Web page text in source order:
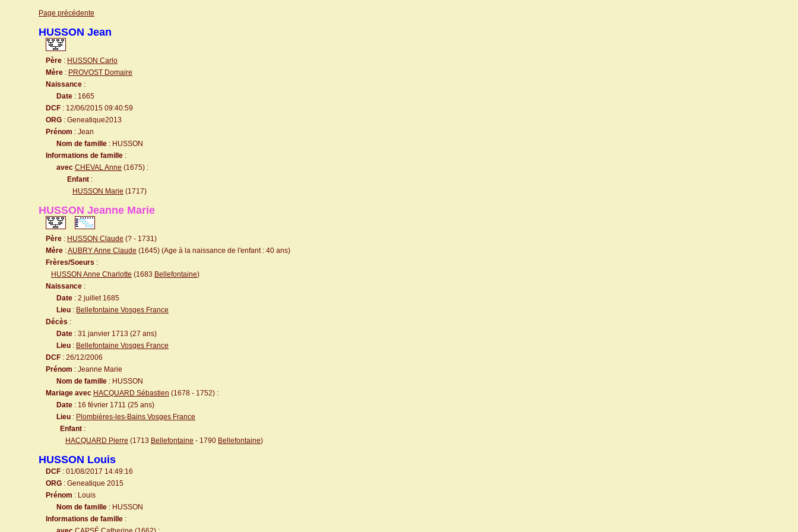
Page précédente
HUSSON Jean
Père : HUSSON Carlo
Mère : PROVOST Domaire
Naissance :
Date : 1665
DCF : 12/06/2015 09:40:59
ORG : Geneatique2013
Prénom : Jean
Nom de famille : HUSSON
Informations de famille :
avec CHEVAL Anne (1675) :
Enfant :
HUSSON Marie (1717)
HUSSON Jeanne Marie
Père : HUSSON Claude (? - 1731)
Mère :AUBRY Anne Claude (1645) (Age à la naissance de l'enfant : 40 ans)
Frères/Soeurs :
HUSSON Anne Charlotte (1683 Bellefontaine)
Naissance :
Date : 2 juillet 1685
Lieu : Bellefontaine Vosges France
Décès :
Date : 31 janvier 1713 (27 ans)
Lieu : Bellefontaine Vosges France
DCF : 26/12/2006
Prénom : Jeanne Marie
Nom de famille : HUSSON
Mariage avec HACQUARD Sébastien (1678 - 1752) :
Date : 16 février 1711 (25 ans)
Lieu : Plombières-les-Bains Vosges France
Enfant :
HACQUARD Pierre (1713 Bellefontaine - 1790 Bellefontaine)
HUSSON Louis
DCF : 01/08/2017 14:49:16
ORG : Geneatique 2015
Prénom : Louis
Nom de famille : HUSSON
Informations de famille :